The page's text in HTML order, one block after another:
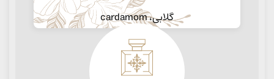
گلابی، cardamom